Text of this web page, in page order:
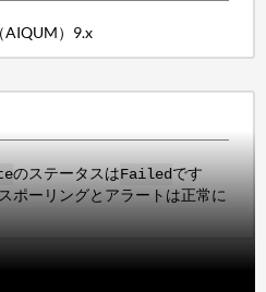
AIQUM）9.x
のステータスはFailedです
ポーリングとアラートは正常に